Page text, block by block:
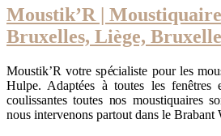
Moustik’R |
Bruxelles, Liège,
Moustik’R votre spécialiste pour les
Hulpe. Adaptées à toutes les fenêtres
coulissantes toutes nos moustiquaires
nous intervenons partout dans le